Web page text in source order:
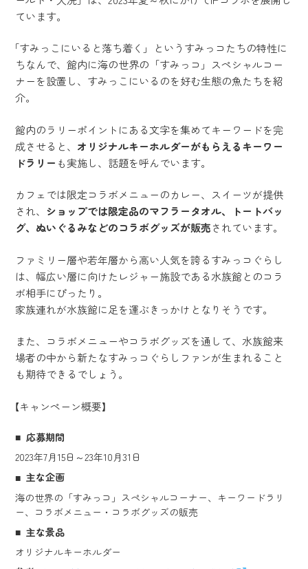
ています。
「すみっこにいると落ち着く」というすみっコたちの特性に
ちなんで、館内に海の世界の「すみっコ」スペシャルコー
ナーを設置し、すみっこにいるのを好む生態の魚たちを紹
介。
館内のラリーポイントにある文字を集めてキーワードを完
成させると、 オリジナルキーホルダーがもらえるキーワー
ドラリー も実施し、話題を呼んでいます。
カフェでは限定コラボメニューのカレー、スイーツが提供
され、 ショップでは限定品のマフラータオル、トートバッ
グ、ぬいぐるみなどのコラボグッズが販売されています。
ファミリー層や若年層から高い人気を誇るすみっコぐらし
は、幅広い層に向けたレジャー施設である水族館とのコラ
ボ相手にぴったり。
家族連れが水族館に足を運ぶきっかけとなりそうです。
また、コラボメニューやコラボグッズを通して、水族館来
場者の中から新たなすみっコぐらしファンが生まれること
も期待できるでしょう。
【キャンペーン概要】
応募期間
2023年7月15日～23年10月31日
主な企画
海の世界の「すみっコ」スペシャルコーナー、キーワードラリ
ー、コラボメニュー・コラボグッズの販売
主な景品
オリジナルキーホルダー